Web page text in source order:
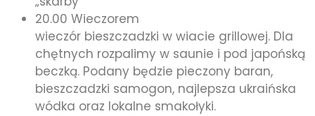
20.00 Wieczorem
wieczór bieszczadzki w wiacie grillowej. Dla
chętnych rozpalimy w saunie i pod japońską
beczką. Podany będzie pieczony baran,
bieszczadzki samogon, najlepsza ukraińska
wódka oraz lokalne smakołyki.